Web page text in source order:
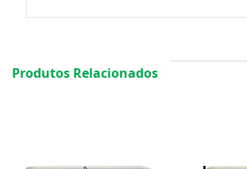
Produtos Relacionados